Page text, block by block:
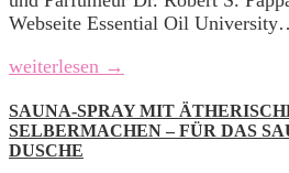
Webseite Essential Oil
weiterlesen →
SAUNA-SPRAY MIT
SELBERMACHEN – FÜR DAS
DUSCHE